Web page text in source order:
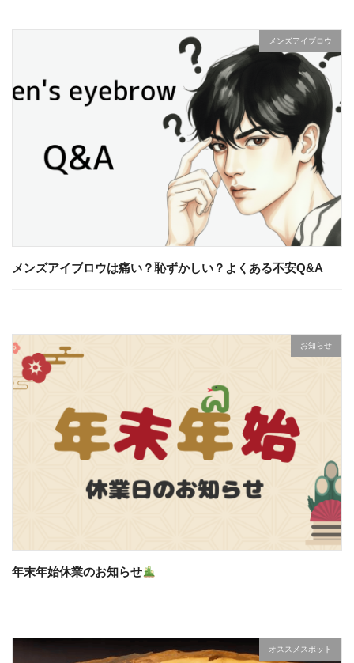
メンズアイブロウ
メンズアイブロウは痛い？恥ずかしい？よくある不安Q&A
お知らせ
年末年始休業のお知らせ
オススメスポット